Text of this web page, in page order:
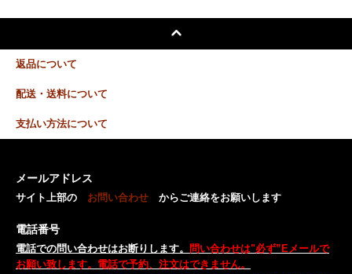
返品について
配送・送料について
支払い方法について
メールアドレス
サイト上部の お問い合わせ からご連絡をお願いします
電話番号
電話での問い合わせはお断りします。
問い合わせは"必ず”Eメールで
お願い致します。電話で予約、注文はできません。